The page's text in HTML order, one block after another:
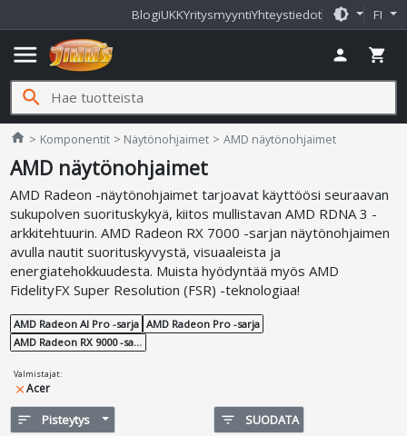
BlogiUKKYritysmyyntiYhteystiedot brightness_medium FI
menu person shopping_cart
search
home Jimms.fi
Komponentit Näytönohjaimet AMD näytönohjaimet
AMD näytönohjaimet
AMD Radeon -näytönohjaimet tarjoavat käyttöösi seuraavan
sukupolven suorituskykyä, kiitos mullistavan AMD RDNA 3 -
arkkitehtuurin. AMD Radeon RX 7000 -sarjan näytönohjaimen
avulla nautit suorituskyvystä, visuaaleista ja
energiatehokkuudesta. Muista hyödyntää myös AMD
FidelityFX Super Resolution (FSR) -teknologiaa!
AMD Radeon AI Pro -sarja AMD Radeon Pro -sarja
AMD Radeon RX 9000 -sarja
Valmistajat:
closeAcer
sort Pisteytys filter_list SUODATA